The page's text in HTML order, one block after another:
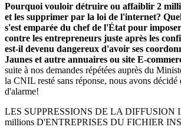
Pourquoi vouloir détruire ou affaiblir 2
et les supprimer par la loi de l'internet?
s'est emparée du chef de l'État pour
contre les entrepreneurs juste après les
est-il devenu dangereux d'avoir ses
Jaunes et autre annuaires ou site E-
suite à nos demandes répétées auprès du
la CNIL resté sans réponse, nous avons décidé
d'alarme!
LES SUPPRESSIONS DE LA DIFFUSION
millions D'ENTREPRISES DU FICHIER